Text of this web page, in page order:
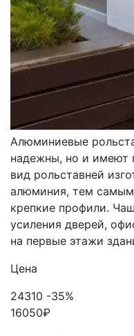
РОЛЬСТАВНИ
Алюминиевые
надежны, но и имеют
вид рольставней
алюминия, тем
крепкие профили.
усиления дверей,
на первые этажи
Цена
24310 -35%
16050₽